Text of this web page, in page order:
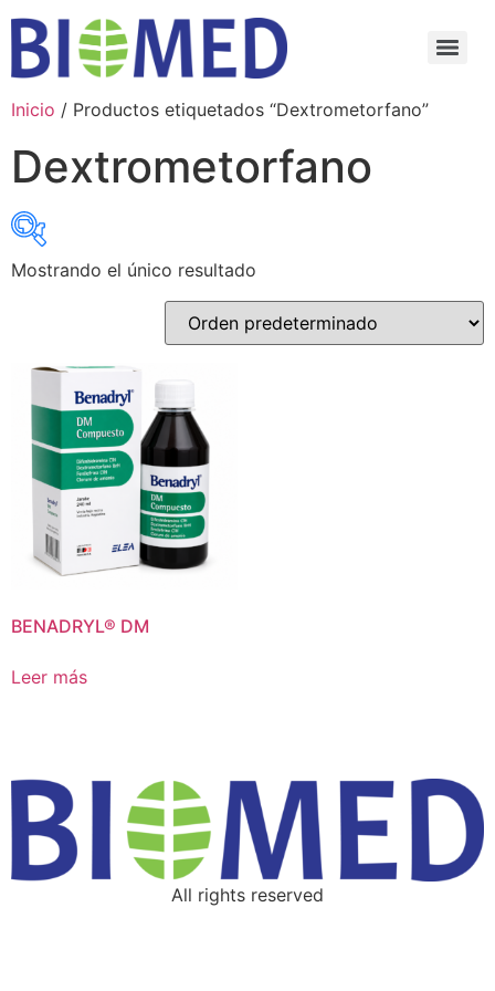
Inicio / Productos etiquetados “Dextrometorfano”
Dextrometorfano
Select category
Select Active Ingredients
Select Active Ingredients
Mostrando el único resultado
BENADRYL® DM
Leer más
All rights reserved